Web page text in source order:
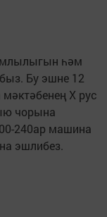
һәм
Бу эшне 12
Х рус
чорына
240ар машина
эшлибез.